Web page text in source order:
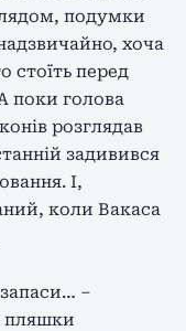
подумки
хоча
стоїть перед
поки голова
розглядав
задивився
І,
коли Вакаса
–
пляшки